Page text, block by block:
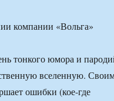
компании «Вольга»
тонкого юмора и
вселенную.
ошибки (кое-где